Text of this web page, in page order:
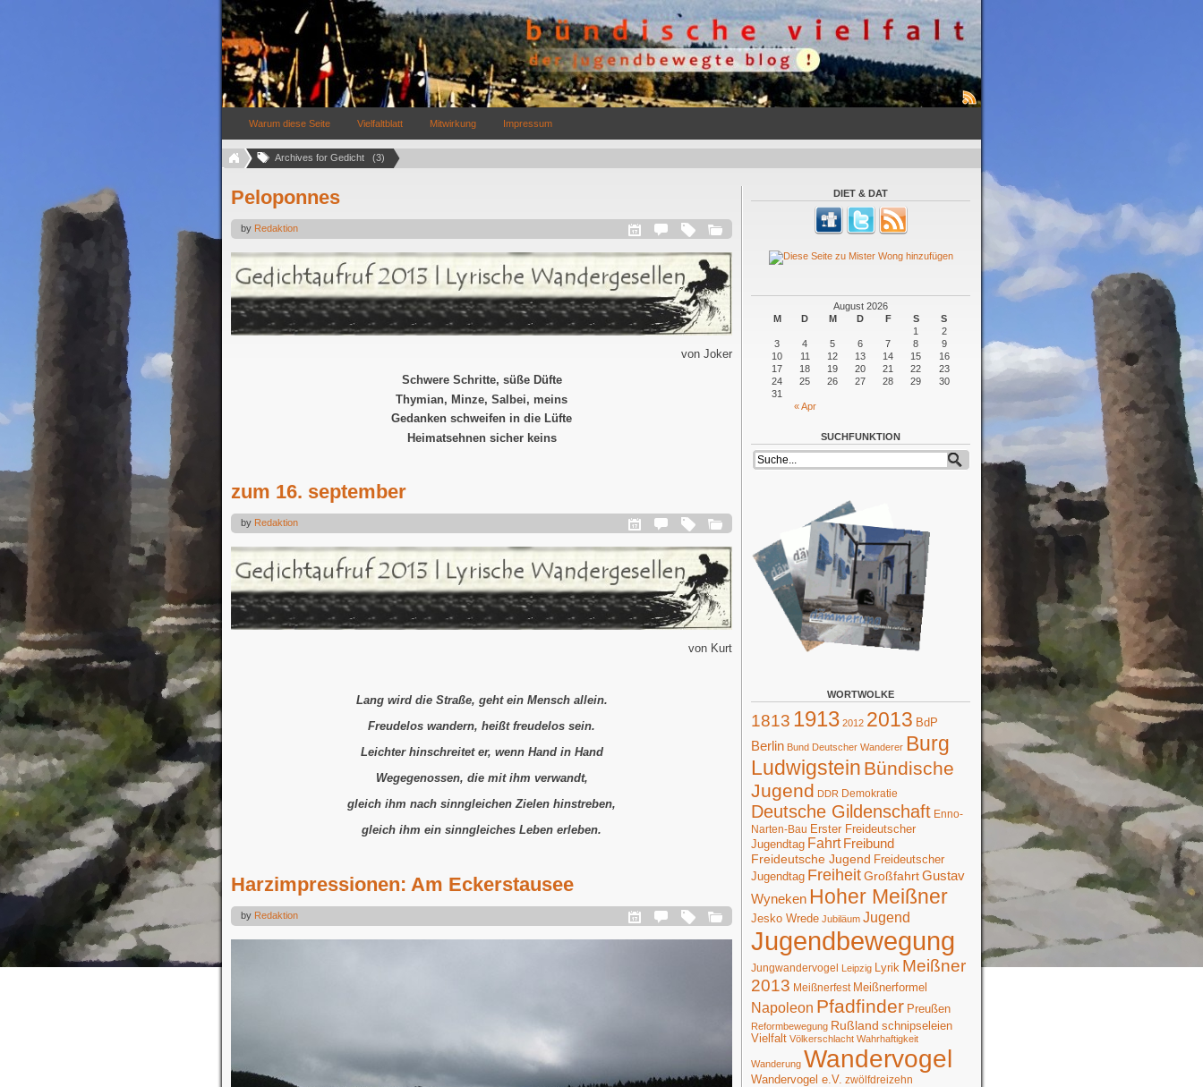
Warum diese Seite Vielfaltblatt Mitwirkung Impressum
Archives for Gedicht   (3)
Peloponnes
by Redaktion
von Joker
Schwere Schritte, süße Düfte
Thymian, Minze, Salbei, meins
Gedanken schweifen in die Lüfte
Heimatsehnen sicher keins
zum 16. september
by Redaktion
von Kurt
Lang wird die Straße, geht ein Mensch allein.
Freudelos wandern, heißt freudelos sein.
Leichter hinschreitet er, wenn Hand in Hand
Wegegenossen, die mit ihm verwandt,
gleich ihm nach sinngleichen Zielen hinstreben,
gleich ihm ein sinngleiches Leben erleben.
Harzimpressionen: Am Eckerstausee
by Redaktion
DIET & DAT
August 2026
M
D M D F S S
« Apr
1
2
3
4 5 6 7 8
9
10
11 12 13 14 15
16
17
18 19 20 21 22
23
24
25 26 27 28 29
30
31
SUCHFUNKTION
WORTWOLKE
1813 1913 2012 2013 BdP
Berlin Bund Deutscher Wanderer Burg
Ludwigstein Bündische
Jugend DDR Demokratie
Deutsche Gildenschaft Enno-
Narten-Bau Erster Freideutscher
Jugendtag Fahrt Freibund
Freideutsche Jugend Freideutscher
Jugendtag FreiheitGroßfahrtGustav
Wyneken Hoher Meißner
Jesko Wrede Jubiläum Jugend
Jugendbewegung
Jungwandervogel Leipzig Lyrik Meißner
2013 Meißnerfest Meißnerformel
Napoleon Pfadfinder Preußen
Reformbewegung Rußland schnipseleien
Vielfalt Völkerschlacht Wahrhaftigkeit
Wanderung Wandervogel
Wandervogel e.V. zwölfdreizehn